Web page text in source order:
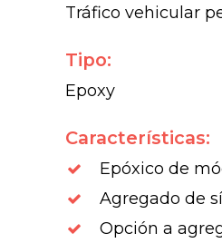
Tráfico vehicular
Tipo:
Epoxy
Características:
Epóxico de
Agregado de
Opción a